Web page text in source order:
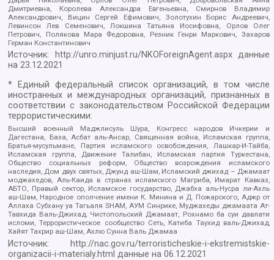
Дмитриевна, Королева Александра Евгеньевна, Смирнов Владимир
Александрович, Вицин Сергей Ефимович, Золотухин Борис Андреевич,
Левинсон Лев Семенович, Локшина Татьяна Иосифовна, Орлов Олег
Петрович, Полякова Мара Федоровна, Резник Генри Маркович, Захаров
Герман Константинович
Источник: http://unro.minjust.ru/NKOForeignAgent.aspxданные
на23.12.2021
* Единый федеральный список организаций, в том числе
иностранных и международных организаций, признанных в
соответствии с законодательством Российской Федерации
террористическими:
Высший военный Маджлисуль Шура, Конгресс народов Ичкерии и
Дагестана, База, Асбат аль-Ансар, Священная война, Исламская группа,
Братья-мусульмане, Партия исламского освобождения, Лашкар-И-Тайба,
Исламская группа, Движение Талибан, Исламская партия Туркестана,
Общество социальных реформ, Общество возрождения исламского
наследия, Дом двух святых, Джунд аш-Шам, Исламский джихад – Джамаат
моджахедов, Аль-Каида в странах исламского Магриба, Имарат Кавказ,
АБТО, Правый сектор, Исламское государство, Джабха аль-Нусра ли-Ахль
аш-Шам, Народное ополчение имени К. Минина и Д. Пожарского, Аджр от
Аллаха Субхану уа Тагьаля SHAM, АУМ Синрике, Муджахеды джамаата Ат-
Тавхида Валь-Джихад, Чистопольский Джамаат, Рохнамо ба суи давлати
исломи, Террористическое сообщество Сеть, Катиба Таухид валь-Джихад,
Хайят Тахрир аш-Шам, Ахлю Сунна Валь Джамаа
Источник:
http://nac.gov.ru/terroristicheskie-i-ekstremistskie-
organizacii-i-materialy.html данные на06.12.2021